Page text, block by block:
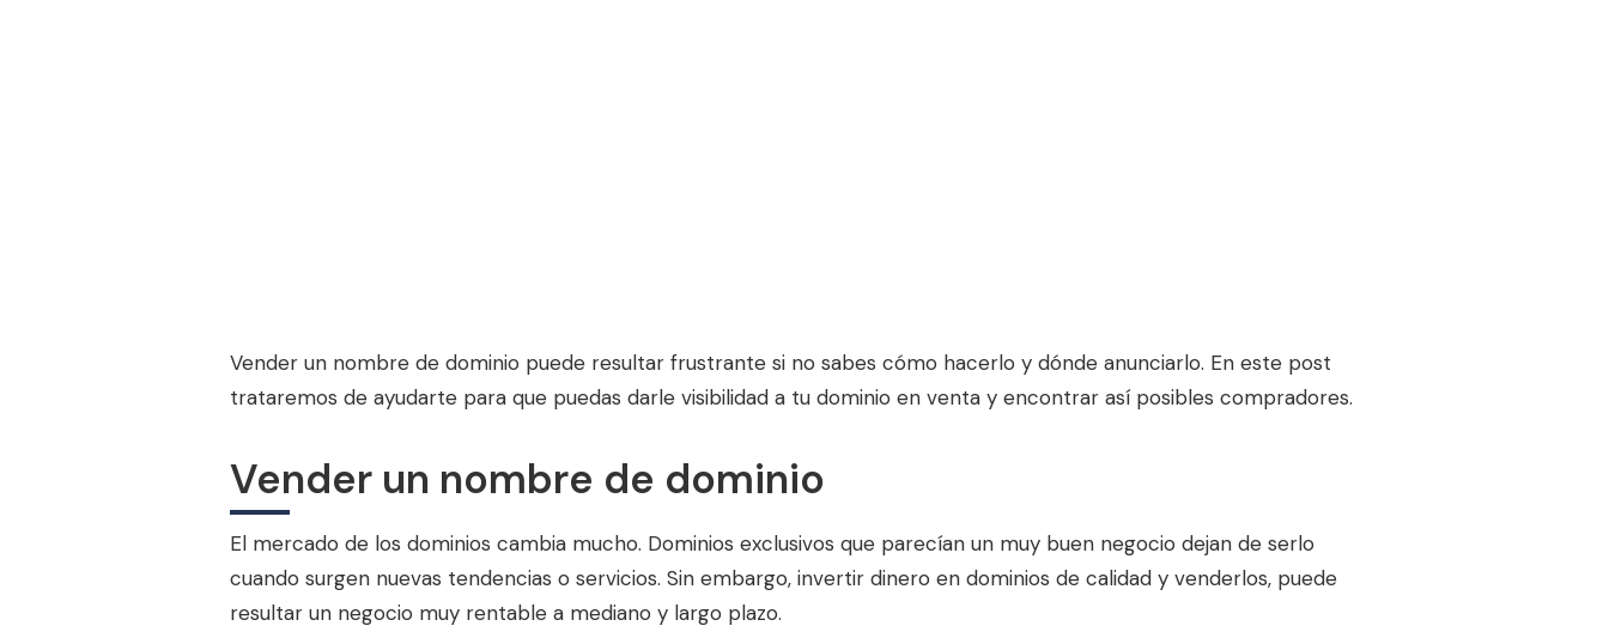
Vender un nombre de dominio puede resultar frustrante si no sabes cómo hacerlo y dónde anunciarlo. En este post
trataremos de ayudarte para que puedas darle visibilidad a tu dominio en venta y encontrar así posibles compradores.
Vender un nombre de dominio
El mercado de los dominios cambia mucho. Dominios exclusivos que parecían un muy buen negocio dejan de serlo
cuando surgen nuevas tendencias o servicios. Sin embargo, invertir dinero en dominios de calidad y venderlos, puede
resultar un negocio muy rentable a mediano y largo plazo.